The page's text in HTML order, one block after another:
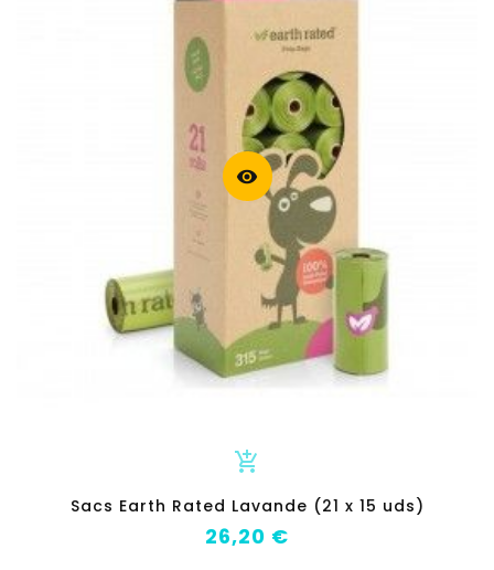
visibility
add_shopping_cart
Sacs Earth Rated Lavande (21 x 15 uds)
Prix
26,20 €